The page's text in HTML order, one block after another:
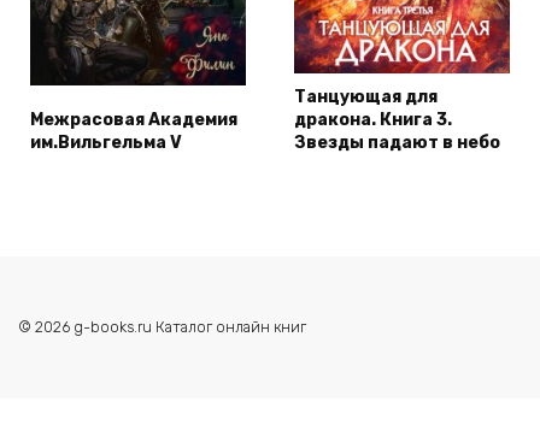
Межрасовая Академия
им.Вильгельма V
Танцующая для
дракона. Книга 3.
Звезды падают в небо
© 2026 g-books.ru Каталог онлайн книг